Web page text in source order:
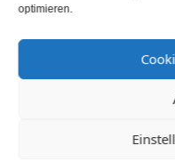
optimieren.